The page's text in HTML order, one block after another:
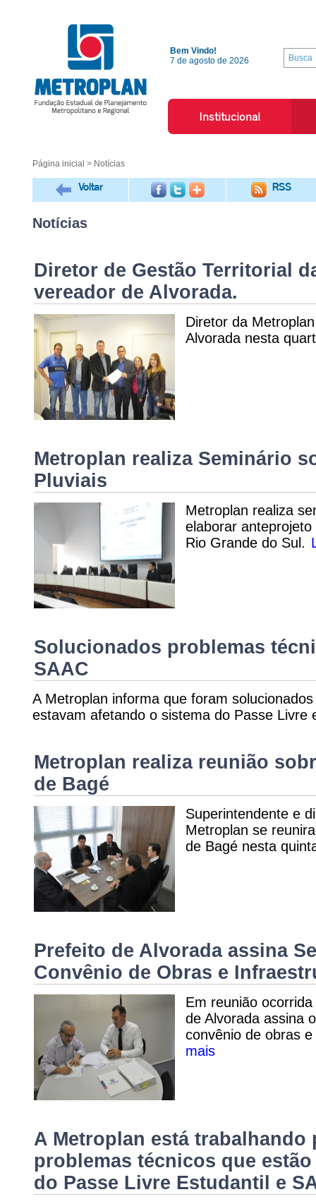
Bem Vindo!
7 de agosto de 2026
Institucional
Página inicial > Notícias
Voltar RSS
Notícias
Diretor de Gestão Territorial
vereador de Alvorada.
Diretor da
Alvorada nesta
Metroplan realiza Seminário
Pluviais
Metroplan realiza
elaborar
Rio Grande do Sul.
Solucionados problemas
SAAC
A Metroplan informa que foram
estavam afetando o sistema do Passe
Metroplan realiza reunião
de Bagé
Superintendente e
Metroplan se
de Bagé nesta
Prefeito de Alvorada assina
Convênio de Obras e
Em reunião
de Alvorada assina
convênio de obras
mais
A Metroplan está trabalhando
problemas técnicos que
do Passe Livre Estudantil e